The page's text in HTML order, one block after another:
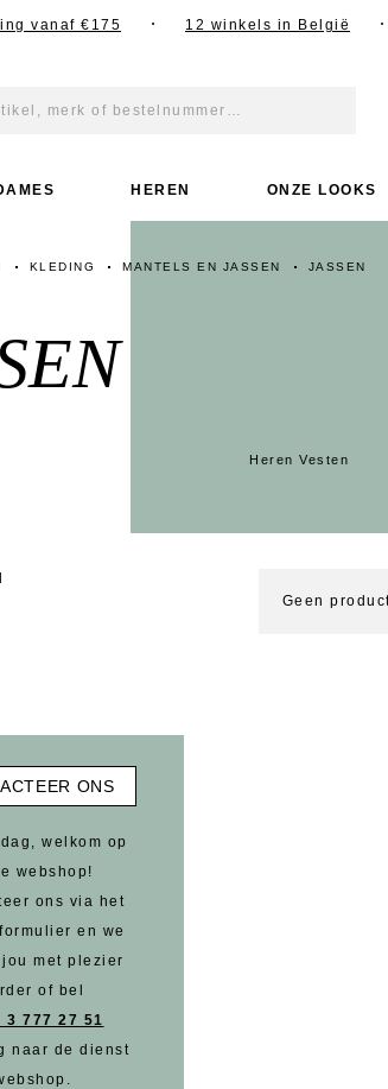
vanaf €175 12 winkels in België
HEREN ONZE LOOKS
KLEDING MANTELS EN JASSEN JASSEN
Heren Vesten
Geen
ONS
welkom op
webshop!
ons via het
en we
jou met plezier
of bel
3 777 27 51
naar de dienst